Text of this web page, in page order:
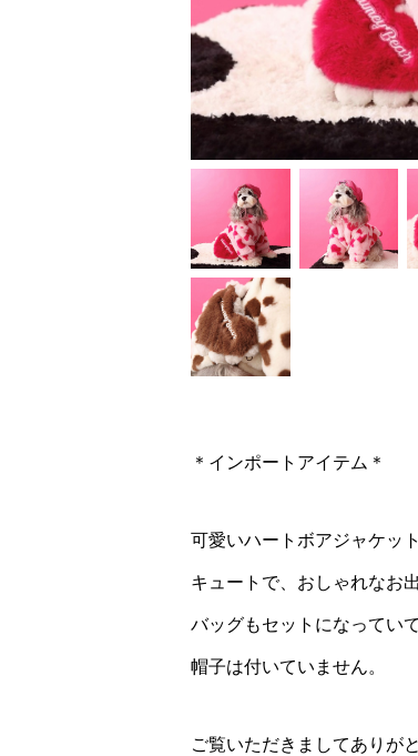
＊インポートアイテム＊
可愛いハートボアジャケッ
キュートで、おしゃれなお
バッグもセットになってい
帽子は付いていません。
ご覧いただきましてありが